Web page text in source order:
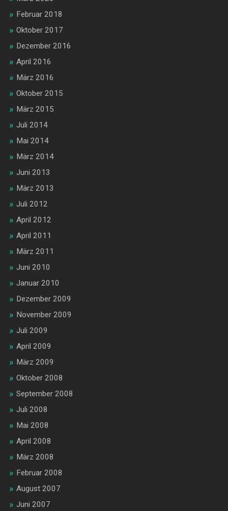
Februar 2018
Oktober 2017
Dezember 2016
April 2016
März 2016
Oktober 2015
März 2015
Juli 2014
Mai 2014
März 2014
Juni 2013
März 2013
Juli 2012
April 2012
April 2011
März 2011
Juni 2010
Januar 2010
Dezember 2009
November 2009
Juli 2009
April 2009
März 2009
Oktober 2008
September 2008
Juli 2008
Mai 2008
April 2008
März 2008
Februar 2008
August 2007
Juni 2007